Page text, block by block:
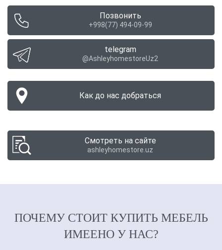
Позвонить
+998(77) 494-09-99
telegram
@AshleyhomestoreUz2
Как до нас добраться
Смотреть на сайте
ashleyhomestore.uz
ПОЧЕМУ СТОИТ КУПИТЬ МЕБЕЛЬ
ИМЕЕНО У НАС?